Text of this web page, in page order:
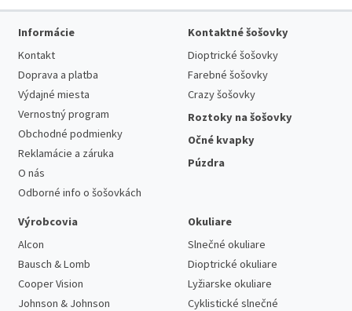
Informácie
Kontakt
Doprava a platba
Výdajné miesta
Vernostný program
Obchodné podmienky
Reklamácie a záruka
O nás
Odborné info o šošovkách
Kontaktné šošovky
Dioptrické šošovky
Farebné šošovky
Crazy šošovky
Roztoky na šošovky
Očné kvapky
Púzdra
Výrobcovia
Alcon
Bausch & Lomb
Cooper Vision
Johnson & Johnson
Okuliare
Slnečné okuliare
Dioptrické okuliare
Lyžiarske okuliare
Cyklistické slnečné